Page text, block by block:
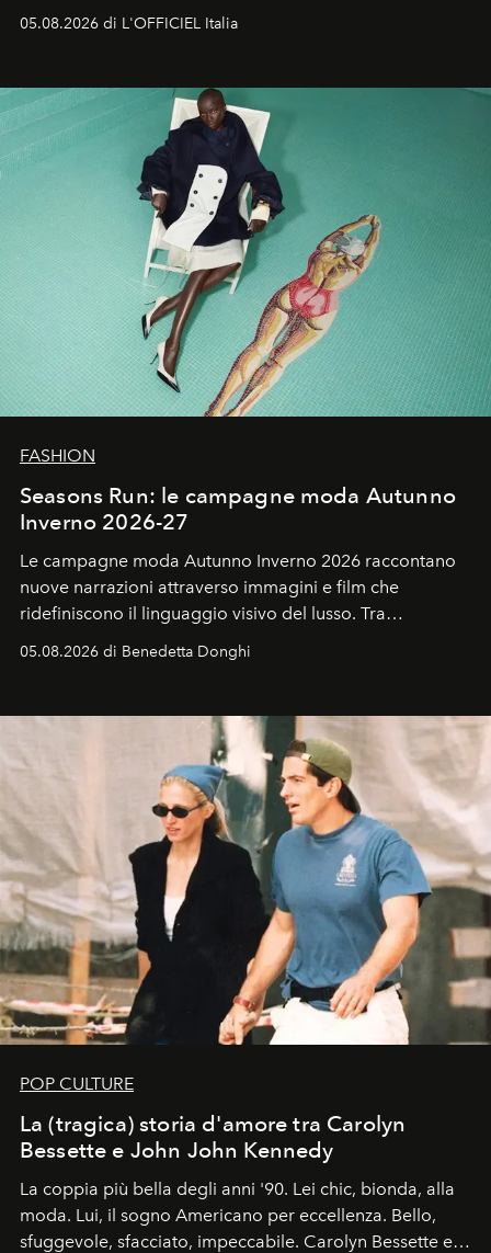
formali e a ridefinire il concetto stesso di silhouette.
un’impronta indelebile nella storia della moda.
05.08.2026 di L'OFFICIEL Italia
FASHION
Seasons Run: le campagne moda Autunno
Inverno 2026-27
Le campagne moda Autunno Inverno 2026 raccontano
nuove narrazioni attraverso immagini e film che
ridefiniscono il linguaggio visivo del lusso. Tra
protagonisti del cinema, volti della cultura
contemporanea e storytelling d'autore, le maison
di esprimere identità, visione e desiderio.
05.08.2026 di Benedetta Donghi
POP CULTURE
La (tragica) storia d'amore tra Carolyn
Bessette e John John Kennedy
La coppia più bella degli anni '90. Lei chic, bionda, alla
moda. Lui, il sogno Americano per eccellenza. Bello,
sfuggevole, sfacciato, impeccabile. Carolyn Bessette e